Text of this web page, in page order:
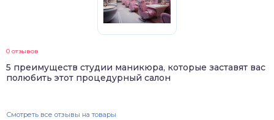
0 отзывов
5 преимуществ студии маникюра, которые заставят вас
полюбить этот процедурный салон
Смотреть все отзывы на товары